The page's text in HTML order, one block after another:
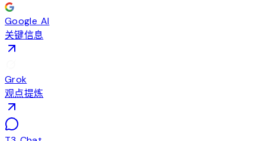
Google AI
关键信息
Grok
观点提炼